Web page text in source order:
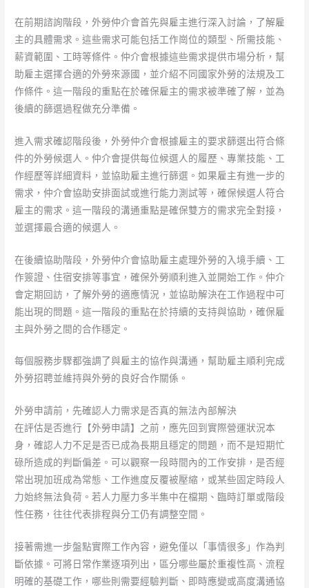
在前期諮詢階段，外勞仲介會首先與雇主進行深入討論，了解雇
主的具體需求。這些需求可能包括工作崗位的類型、所需技能、
薪資範圍、工時等條件。仲介會根據這些需求提供市場分析，幫
助雇主選擇合適的外勞來源國，並介紹不同國家外勞的法規及工
作條件。這一階段的重點在於確保雇主的需求被準確了解，並為
後續的篩選過程做充分準備。
進入需求確認階段後，外勞仲介會根據雇主的要求篩選出符合條
件的外勞候選人。仲介會提供每位候選人的履歷、專業技能、工
作經歷等詳細資料，並協助雇主進行篩選。如果雇主有進一步的
需求，仲介會協助安排面試或進行能力測試等，確保候選人符合
雇主的需求。這一階段的溝通重點是確保雙方的需求完全對接，
並選擇最合適的候選人。
在後續協助階段，外勞仲介會協助雇主處理外勞的入境手續、工
作簽證、住宿安排等事宜，確保外勞順利進入並開始工作。仲介
會定期回訪，了解外勞的適應情況，並協助解決在工作過程中可
能出現的問題。這一階段的重點在於持續的支持與協助，確保雇
主與外勞之間的合作穩定。
每個服務步驟都強調了與雇主的協作與溝通，幫助雇主順利完成
外勞招聘並維持與外勞的良好合作關係。
外勞申請前，先確認人力需求是否真的無法內部解決
在評估是否進行【外勞申請】之前，應先回到實際營運狀況本
身，確認人力不足是否已成為長期且穩定的問題，而不是短期忙
碌所造成的判斷偏差。可以觀察一段時間內的工作安排，是否經
常出現加班成為常態、工作進度反覆被壓縮，或某些固定時段人
力始終無法負荷。若人力壓力多半集中在檔期、臨時訂單或階段
性任務，往往代表排程與分工仍有調整空間。
接著需進一步盤點實際工作內容，避免僅以「事情很多」作為判
斷依據。可將日常作業逐項列出，區分哪些屬於重複性高、流程
明確的基礎工作，哪些則需要經驗判斷、即時應變或高度溝通協